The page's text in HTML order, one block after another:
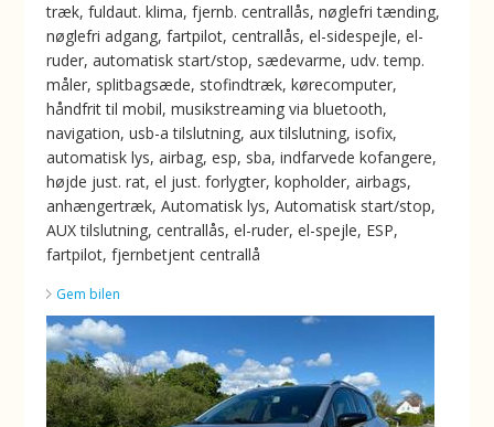
træk, fuldaut. klima, fjernb. centrallås, nøglefri tænding,
nøglefri adgang, fartpilot, centrallås, el-sidespejle, el-
ruder, automatisk start/stop, sædevarme, udv. temp.
måler, splitbagsæde, stofindtræk, kørecomputer,
håndfrit til mobil, musikstreaming via bluetooth,
navigation, usb-a tilslutning, aux tilslutning, isofix,
automatisk lys, airbag, esp, sba, indfarvede kofangere,
højde just. rat, el just. forlygter, kopholder, airbags,
anhængertræk, Automatisk lys, Automatisk start/stop,
AUX tilslutning, centrallås, el-ruder, el-spejle, ESP,
fartpilot, fjernbetjent centrallå
Gem bilen